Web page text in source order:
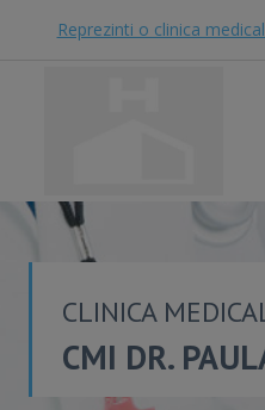
Reprezinti o clinica
CLINICA
CMI DR.